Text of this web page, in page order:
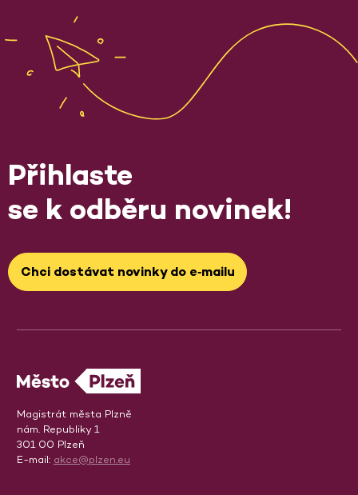
Přihlaste
se k odběru novinek!
Chci dostávat novinky do e‑mailu
Magistrát města Plzně
nám. Republiky 1
301 00 Plzeň
E-mail: akce@plzen.eu